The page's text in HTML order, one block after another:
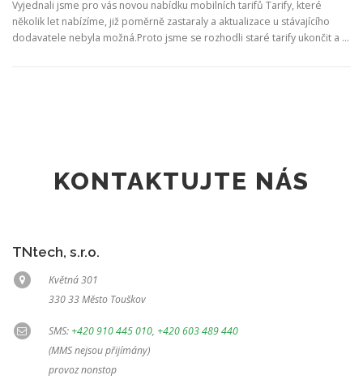
Vyjednali jsme pro vás novou nabídku mobilních tarifů Tarify, které
několik let nabízíme, již poměrně zastaraly a aktualizace u stávajícího
dodavatele nebyla možná.Proto jsme se rozhodli staré tarify ukončit a …
KONTAKTUJTE NÁS
TNtech, s.r.o.
Květná 301
330 33 Město Touškov
SMS:+420 910 445 010, +420 603 489 440
(MMS nejsou přijímány)
provoz nonstop